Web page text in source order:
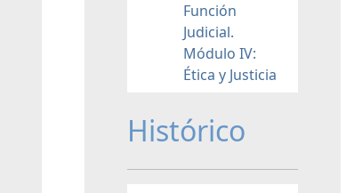
Función
Judicial.
Módulo IV:
Ética y Justicia
Histórico